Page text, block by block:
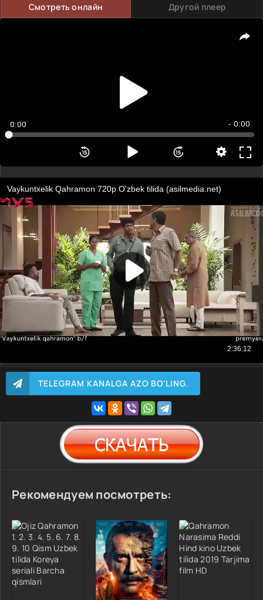
Смотреть онлайн Другой плеер
0:00 - 0:00
TELEGRAM KANALGA AZO BO'LING.
Рекомендуем посмотреть: